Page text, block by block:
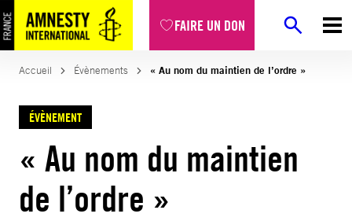
FAIRE UN DON
Accueil Évènements « Au nom du maintien de l’ordre »
ÉVÈNEMENT
« Au nom du maintien
de l’ordre »